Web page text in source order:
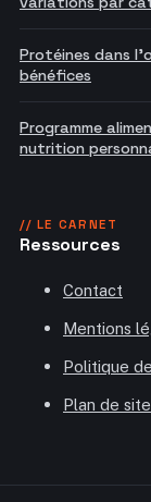
Protéines dans
bénéfices
Programme
nutrition
// LE CARNET
Ressources
Contact
Mentions
Politique
Plan de site